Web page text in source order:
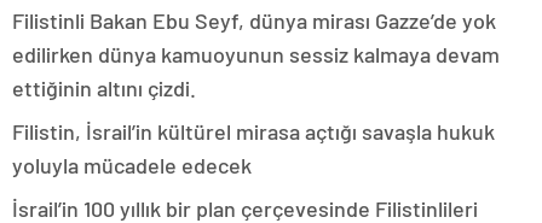
Filistinli Bakan Ebu Seyf, dünya mirası Gazze’de yok
edilirken dünya kamuoyunun sessiz kalmaya devam
ettiğinin altını çizdi.
Filistin, İsrail’in kültürel mirasa açtığı savaşla hukuk
yoluyla mücadele edecek
İsrail’in 100 yıllık bir plan çerçevesinde Filistinlileri